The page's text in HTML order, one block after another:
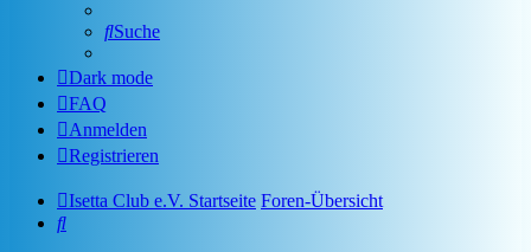
Suche
Dark mode
FAQ
Anmelden
Registrieren
Isetta Club e.V. Startseite Foren-Übersicht
Suche